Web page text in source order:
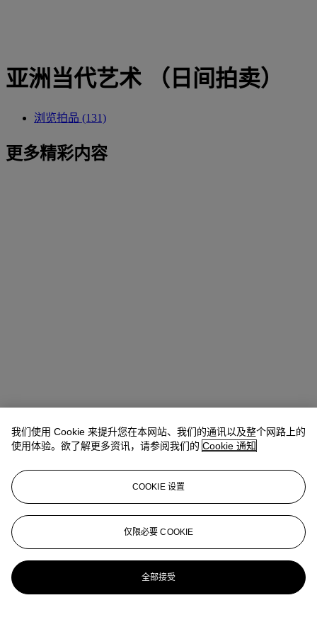
亚洲当代艺术 （日间拍卖）
浏览拍品 (131)
更多精彩内容
我们使用 Cookie 来提升您在本网站、我们的通讯以及整个网路上的
使用体验。欲了解更多资讯，请参阅我们的 Cookie 通知
COOKIE 设置
仅限必要 COOKIE
全部接受